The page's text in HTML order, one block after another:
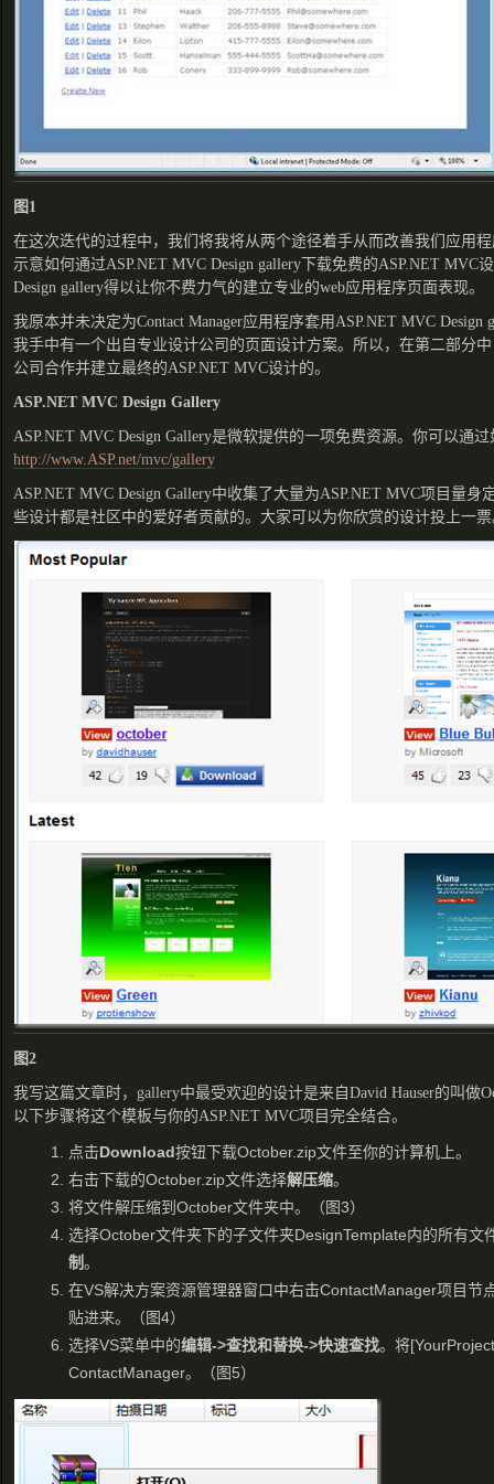
图1
在这次迭代的过程中，我们将我将从两个途径着手从而改善我们应用
示意如何通过ASP.NET MVC Design gallery下载免费的ASP.NET MVC
Design gallery得以让你不费力气的建立专业的web应用程序页面表现。
我原本并未决定为Contact Manager应用程序套用ASP.NET MVC
我手中有一个出自专业设计公司的页面设计方案。所以，在第二部分
公司合作并建立最终的ASP.NET MVC设计的。
ASP.NET MVC Design Gallery
ASP.NET MVC Design Gallery是微软提供的一项免费资源。你可以通
http://www.ASP.net/mvc/gallery
ASP.NET MVC Design Gallery中收集了大量为ASP.NET MVC项目量身
些设计都是社区中的爱好者贡献的。大家可以为你欣赏的设计投上一
图2
我写这篇文章时，gallery中最受欢迎的设计是来自David Hauser的叫做
以下步骤将这个模板与你的ASP.NET MVC项目完全结合。
点击Download按钮下载October.zip文件至你的计算机上。
右击下载的October.zip文件选择解压缩。
将文件解压缩到October文件夹中。（图3）
选择October文件夹下的子文件夹DesignTemplate内的所有文
制。
在VS解决方案资源管理器窗口中右击ContactManager项目节
贴进来。（图4）
选择VS菜单中的编辑->查找和替换->快速查找。将
ContactManager。（图5）